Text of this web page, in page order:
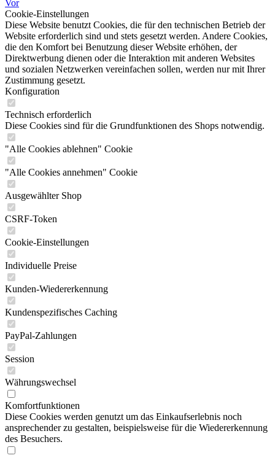
Vor
Cookie-Einstellungen
Diese Website benutzt Cookies, die für den technischen Betrieb der
Website erforderlich sind und stets gesetzt werden. Andere Cookies,
die den Komfort bei Benutzung dieser Website erhöhen, der
Direktwerbung dienen oder die Interaktion mit anderen Websites
und sozialen Netzwerken vereinfachen sollen, werden nur mit Ihrer
Zustimmung gesetzt.
Konfiguration
Technisch erforderlich
Diese Cookies sind für die Grundfunktionen des Shops notwendig.
"Alle Cookies ablehnen" Cookie
"Alle Cookies annehmen" Cookie
Ausgewählter Shop
CSRF-Token
Cookie-Einstellungen
Individuelle Preise
Kunden-Wiedererkennung
Kundenspezifisches Caching
PayPal-Zahlungen
Session
Währungswechsel
Komfortfunktionen
Diese Cookies werden genutzt um das Einkaufserlebnis noch
ansprechender zu gestalten, beispielsweise für die Wiedererkennung
des Besuchers.